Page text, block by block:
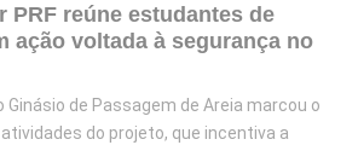
PRF reúne estudantes de
ação voltada à segurança no
Ginásio de Passagem de Areia marcou o
do projeto, que incentiva a